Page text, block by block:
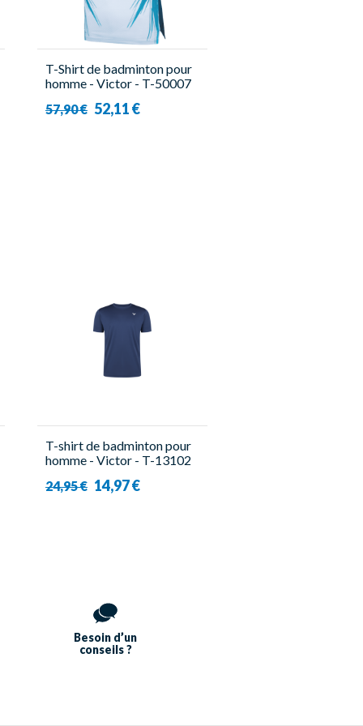
T-Shirt de badminton pour
homme - Victor - T-50007
57,90 € 52,11 €
T-shirt de badminton pour
homme - Victor - T-13102
24,95 € 14,97 €
Besoin d’un
conseils ?